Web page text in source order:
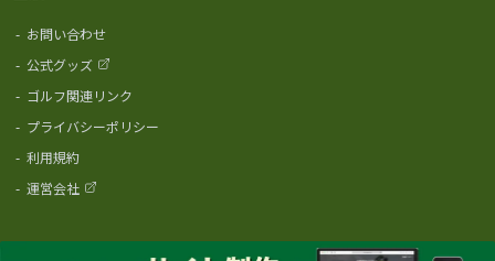
- お問い合わせ
- 公式グッズ
- ゴルフ関連リンク
- プライバシーポリシー
- 利用規約
- 運営会社